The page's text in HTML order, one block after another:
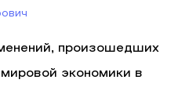
произошедших
экономики в